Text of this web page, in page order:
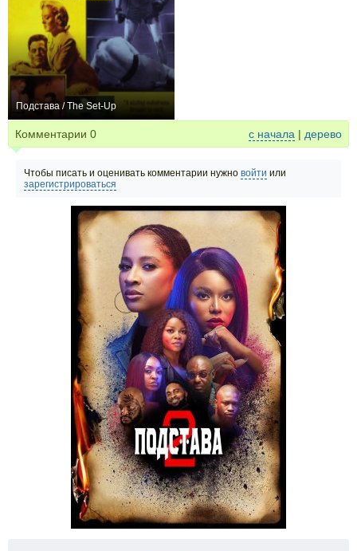
Подстава / The Set-Up
Комментарии 0 с начала | дерево
Чтобы писать и оценивать комментарии нужно войти или
зарегистрироваться